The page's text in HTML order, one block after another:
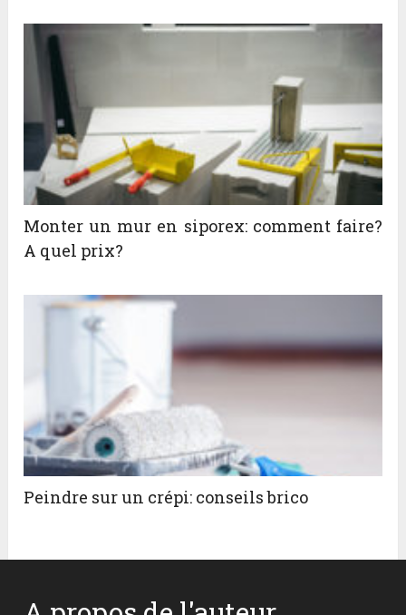
Monter un mur en siporex: comment faire?
A quel prix?
Peindre sur un crépi: conseils brico